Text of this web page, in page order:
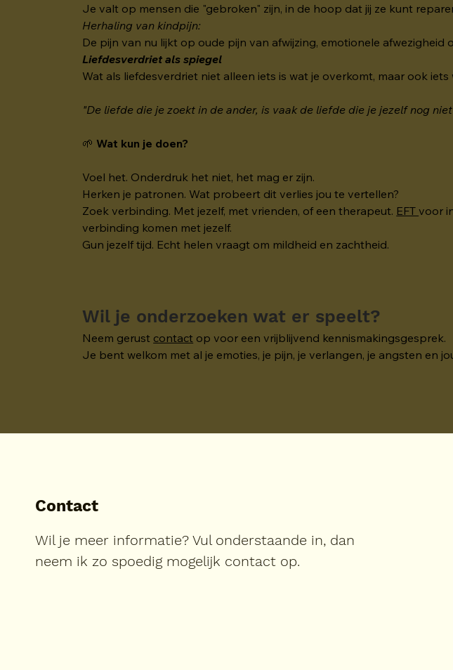
Je valt op mensen die "gebroken" zijn, in de hoop dat jij ze kunt
Herhaling van kindpijn:
De pijn van nu lijkt op oude pijn van afwijzing, emotionele afwezigheid
Liefdesverdriet als spiegel
Wat als liefdesverdriet niet alleen iets is wat je overkomt, maar ook iets
"De liefde die je zoekt in de ander, is vaak de liefde die je jezelf nog
🌱 Wat kun je doen?
Voel het. Onderdruk het niet, het mag er zijn.
Herken je patronen. Wat probeert dit verlies jou te vertellen?
Zoek verbinding. Met jezelf, met vrienden, of een therapeut. EFT voor
verbinding komen met jezelf.
Gun jezelf tijd. Echt helen vraagt om mildheid en zachtheid.
Wil je onderzoeken wat er speelt?
Neem gerust contact op voor een vrijblijvend kennismakingsgesprek.
Je bent welkom met al je emoties, je pijn, je verlangen, je angsten en
Contact
Wil je meer informatie? Vul onderstaande in, dan
neem ik zo spoedig mogelijk contact op.